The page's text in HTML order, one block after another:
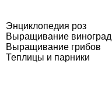
Энциклопедия роз
Выращивание
Выращивание грибов
Теплицы и парники